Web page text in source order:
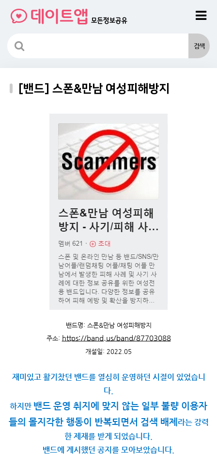
[밴드] 스폰&만남 여성피해방지
밴드명: 스폰&만남 여성피해방지
주소: https://band.us/band/87703088
개설일: 2022.05
재미있고 활기찼던 밴드를 열심히 운영하던 시절이 있었습니
다.
하지만 밴드 운영 취지에 맞지 않는 일부 불량 이용자
들의 몰지각한 행동이 반복되면서 검색 배제 라는 강력
한 제재를 받게 되었습니다.
밴드에 게시했던 공지를 모아보았습니다.